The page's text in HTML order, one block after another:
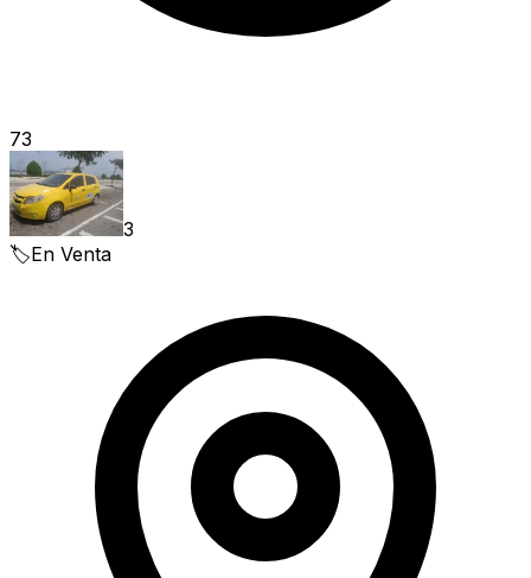
73
3
🏷️En Venta